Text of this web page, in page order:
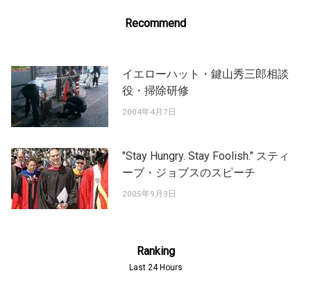
Recommend
イエローハット・鍵山秀三郎相談
役・掃除研修
2004年4月7日
"Stay Hungry. Stay Foolish." スティ
ーブ・ジョブスのスピーチ
2005年9月3日
Ranking
Last 24 Hours